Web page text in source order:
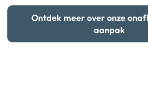
Ontdek meer over onze
aanpak